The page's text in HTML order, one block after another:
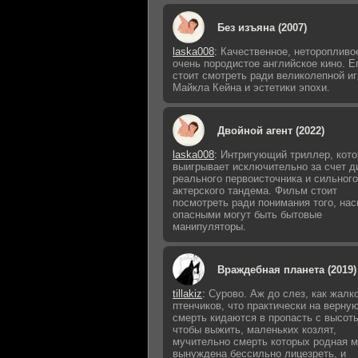
Без изъяна (2007)
laska008: Качественное,
очень породистое английское кино.
стоит смотреть ради великолепной
Майкла Кейна и эстетики эпохи.
Двойной агент (2022)
laska008: Интригующий триллер,
выигрывает исключительно за счет
реального первоисточника и сильного
актерского тандема. Фильм стоит
посмотреть ради понимания того,
опасными могут быть бытовые
манипуляторы.
Враждебная планета (2019)
tillakiz: Сурово. Аж до слез, как
птенчиков, что практически на верную
смерть кидаются в пропасть с
чтобы выжить, маленьких козлят,
мучительно смерть которых родная
вынуждена бессильно лицезреть, и